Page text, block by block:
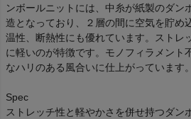
ンボールニットには、中糸が紙製のダン
造となっており、２層の間に空気を貯め
温性、断熱性にも優れています。ストレ
に軽いのが特徴です。モノフィラメント
なハリのある風合いに仕上がっています。
Spec
ストレッチ性と軽やかさを併せ持つダン